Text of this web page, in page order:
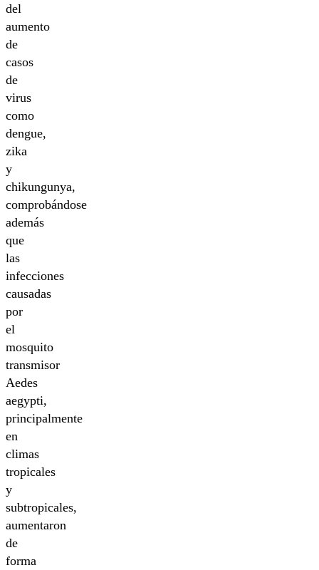
del
aumento
de
casos
de
virus
como
dengue,
zika
y
chikungunya,
comprobándose
además
que
las
infecciones
causadas
por
el
mosquito
transmisor
Aedes
aegypti,
principalmente
en
climas
tropicales
y
subtropicales,
aumentaron
de
forma